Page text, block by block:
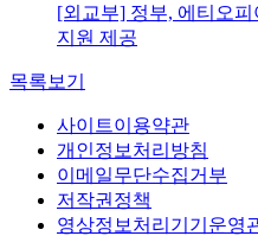
[외교부] 정부, 에티오
지원 제공
목록보기
사이트이용약관
개인정보처리방침
이메일무단수집거부
저작권정책
영상정보처리기기운영